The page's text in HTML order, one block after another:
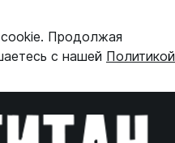
Продолжая
с нашей Политикой